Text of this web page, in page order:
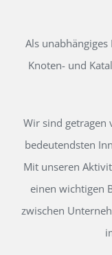
Als
Knoten- und
Wir sind getragen
bedeutendsten
Mit unseren
einen wichtigen
zwischen